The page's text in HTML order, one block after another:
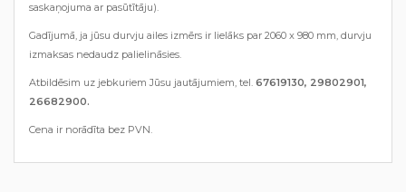
saskaņojuma ar pasūtītāju).
Gadījumā, ja jūsu durvju ailes izmērs ir lielāks par 2060 x 980 mm, durvju
izmaksas nedaudz palielināsies.
Atbildēsim uz jebkuriem Jūsu jautājumiem, tel. 67619130, 29802901,
26682900.
Cena ir norādīta bez PVN.